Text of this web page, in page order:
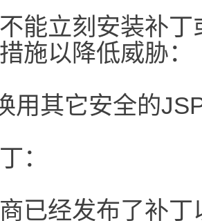
能立刻安装补
施以降低威胁：
用其它安全的
：
已经发布了补